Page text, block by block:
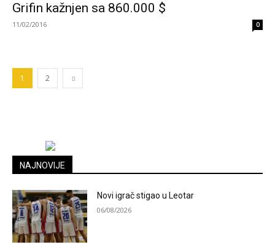
Grifin kažnjen sa 860.000 $
11/02/2016 0
1 2
NAJNOVIJE
Novi igrač stigao u Leotar
06/08/2026